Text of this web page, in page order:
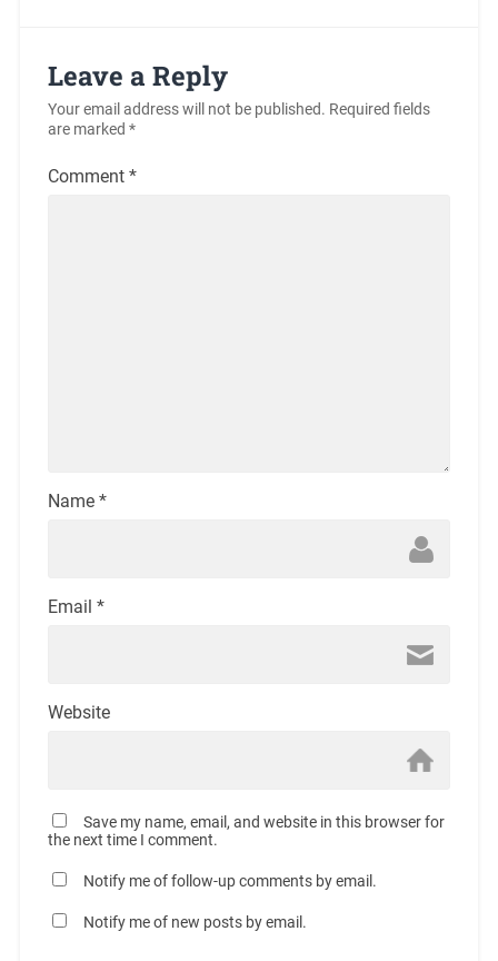
Leave a Reply
Your email address will not be published. Required fields
are marked *
Comment *
Name *
Email *
Website
Save my name, email, and website in this browser for
the next time I comment.
Notify me of follow-up comments by email.
Notify me of new posts by email.